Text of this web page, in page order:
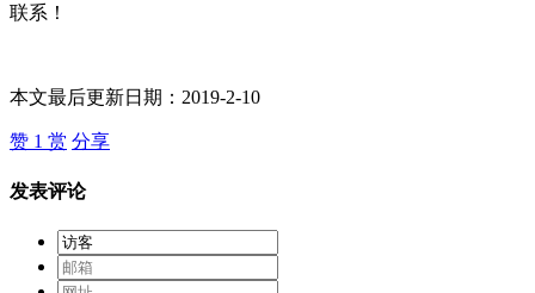
联系！
本文最后更新日期：2019-2-10
赞 1 赏 分享
发表评论